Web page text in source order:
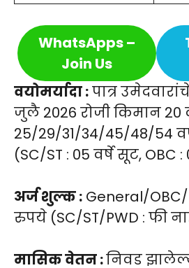
WhatsApps –
Join Us
वयोमर्यादा :पात्र
जुलै 2026 रोजी किमान 20
25/29/31/34/45/48/54
(SC/ST : 05 वर्षे सूट, OBC :
अर्ज शुल्क : General/OBC/
रुपये (SC/ST/PWD : फी
मासिक वेतन :निवड